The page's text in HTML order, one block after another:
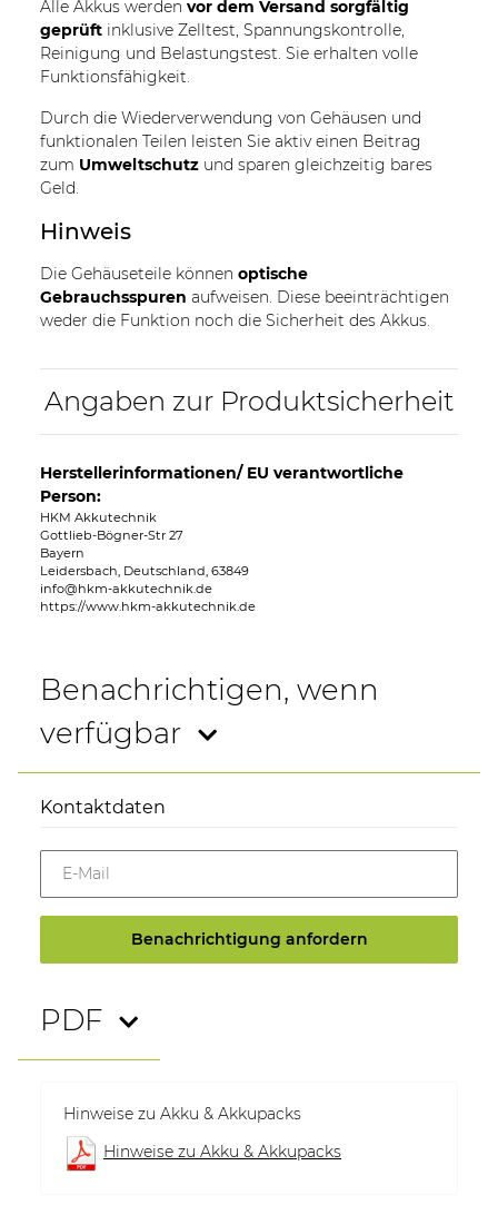
Alle Akkus werden vor dem Versand sorgfältig
geprüft inklusive Zelltest, Spannungskontrolle,
Reinigung und Belastungstest. Sie erhalten volle
Funktionsfähigkeit.
Durch die Wiederverwendung von Gehäusen und
funktionalen Teilen leisten Sie aktiv einen Beitrag
zum Umweltschutz und sparen gleichzeitig bares
Geld.
Hinweis
Die Gehäuseteile können optische
Gebrauchsspuren aufweisen. Diese beeinträchtigen
weder die Funktion noch die Sicherheit des Akkus.
Angaben zur Produktsicherheit
Herstellerinformationen/ EU verantwortliche
Person:
HKM Akkutechnik
Gottlieb-Bögner-Str 27
Bayern
Leidersbach, Deutschland, 63849
info@hkm-akkutechnik.de
https://www.hkm-akkutechnik.de
Benachrichtigen, wenn
verfügbar
Kontaktdaten
E-Mail
Benachrichtigung anfordern
PDF
Hinweise zu Akku & Akkupacks
Hinweise zu Akku & Akkupacks